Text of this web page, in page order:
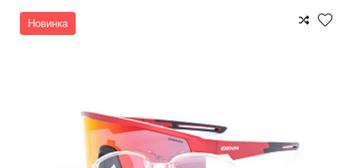
Новинка